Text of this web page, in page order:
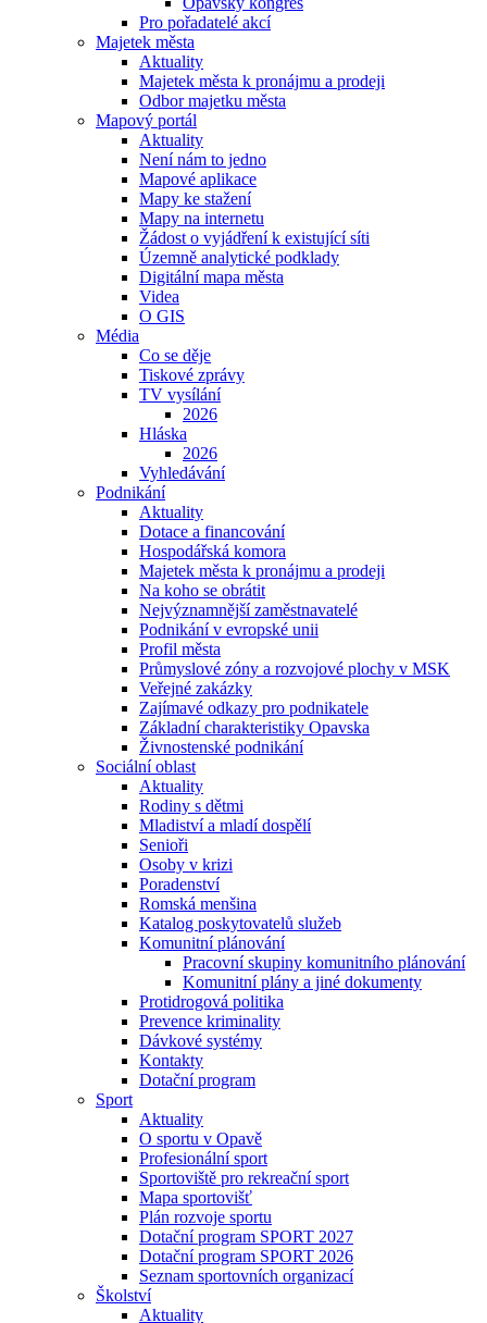
Pro pořadatelé akcí
Majetek města
Aktuality
Majetek města k pronájmu a prodeji
Odbor majetku města
Mapový portál
Aktuality
Není nám to jedno
Mapové aplikace
Mapy ke stažení
Mapy na internetu
Žádost o vyjádření k existující síti
Územně analytické podklady
Digitální mapa města
Videa
O GIS
Média
Co se děje
Tiskové zprávy
TV vysílání
2026
Hláska
2026
Vyhledávání
Podnikání
Aktuality
Dotace a financování
Hospodářská komora
Majetek města k pronájmu a prodeji
Na koho se obrátit
Nejvýznamnější zaměstnavatelé
Podnikání v evropské unii
Profil města
Průmyslové zóny a rozvojové plochy v MSK
Veřejné zakázky
Zajímavé odkazy pro podnikatele
Základní charakteristiky Opavska
Živnostenské podnikání
Sociální oblast
Aktuality
Rodiny s dětmi
Mladiství a mladí dospělí
Senioři
Osoby v krizi
Poradenství
Romská menšina
Katalog poskytovatelů služeb
Komunitní plánování
Pracovní skupiny komunitního plánování
Komunitní plány a jiné dokumenty
Protidrogová politika
Prevence kriminality
Dávkové systémy
Kontakty
Dotační program
Sport
Aktuality
O sportu v Opavě
Profesionální sport
Sportoviště pro rekreační sport
Mapa sportovišť
Plán rozvoje sportu
Dotační program SPORT 2027
Dotační program SPORT 2026
Seznam sportovních organizací
Školství
Aktuality